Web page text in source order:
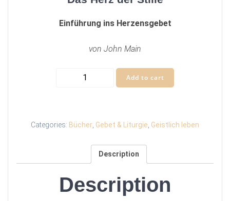
Einführung ins Herzensgebet
von John Main
Das
quantity
Add to cart
Categories: Bücher, Gebet & Liturgie, Geistlich leben
Description
Description